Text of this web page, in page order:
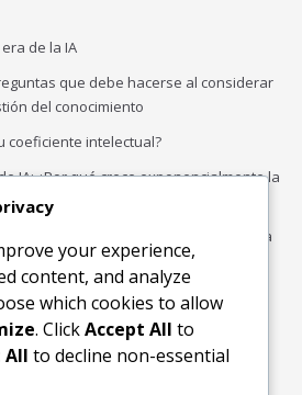
de la IA
que debe hacerse al considerar
del conocimiento
coeficiente intelectual?
IA: ¿Por qué crece exponencialmente la
se crearon para los canales. La
Buscar
your experience,
content, and analyze
which cookies to allow
. ClickAccept All to
All to decline non-essential